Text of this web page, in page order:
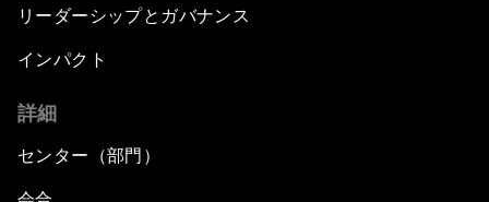
リーダーシップとガバナンス
インパクト
詳細
センター（部門）